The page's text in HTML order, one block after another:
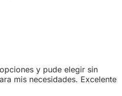
y pude elegir sin
mis necesidades. Excelente